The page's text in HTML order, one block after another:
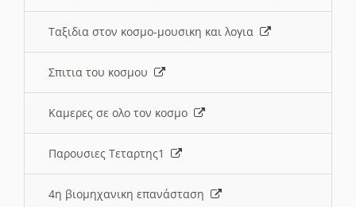
Ταξιδια στον κοσμο-μουσικη και λογια
Σπιτια του κοσμου
Καμερες σε ολο τον κοσμο
Παρουσιες Τεταρτης1
4η βιομηχανικη επανάσταση